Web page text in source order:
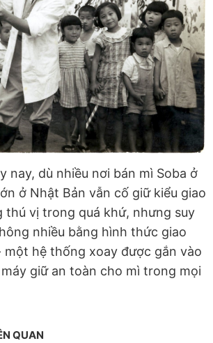
nay, dù nhiều nơi bán mì Soba ở
ở Nhật Bản vẫn cố giữ kiểu giao
thú vị trong quá khứ, nhưng suy
nhiều bằng hình thức giao
một hệ thống xoay được gắn vào
giữ an toàn cho mì trong mọi
QUAN